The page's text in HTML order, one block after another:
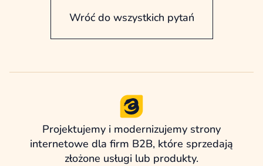
Wróć do wszystkich pytań
Projektujemy i modernizujemy strony
internetowe dla firm B2B, które sprzedają
złożone usługi lub produkty.